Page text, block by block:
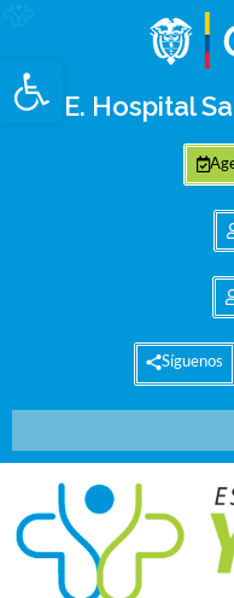
Abrir barra de herramientas
E.S.E. Hospital
Síguenos